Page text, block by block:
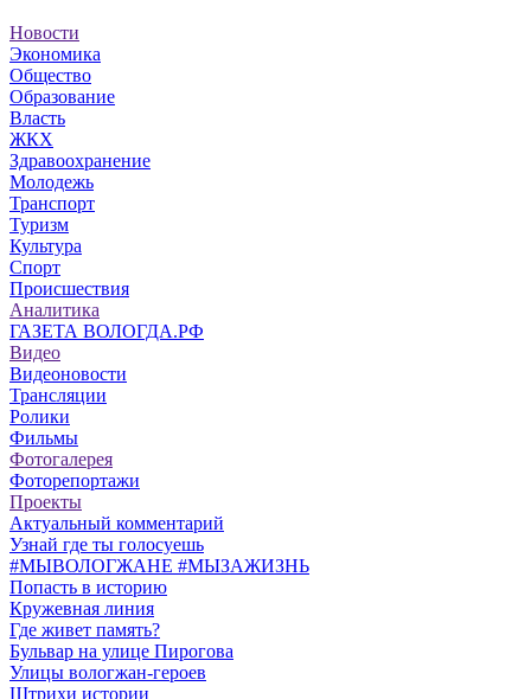
Новости
Экономика
Общество
Образование
Власть
ЖКХ
Здравоохранение
Молодежь
Транспорт
Туризм
Культура
Спорт
Происшествия
Аналитика
ГАЗЕТА ВОЛОГДА.РФ
Видео
Видеоновости
Трансляции
Ролики
Фильмы
Фотогалерея
Фоторепортажи
Проекты
Актуальный комментарий
Узнай где ты голосуешь
#МЫВОЛОГЖАНЕ #МЫЗАЖИЗНЬ
Попасть в историю
Кружевная линия
Где живет память?
Бульвар на улице Пирогова
Улицы вологжан-героев
Штрихи истории